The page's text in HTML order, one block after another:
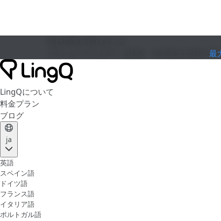
最
LingQについて
料金プラン
ブログ
ja
英語
スペイン語
ドイツ語
フランス語
イタリア語
ポルトガル語